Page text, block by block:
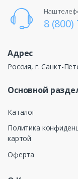
Наш
8 (800)
Адрес
Россия, г. Санкт-
Основной
Каталог
Политика
картой
Оферта